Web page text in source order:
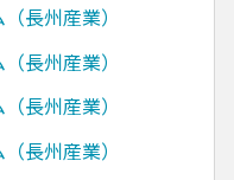
長州産業）
長州産業）
長州産業）
長州産業）